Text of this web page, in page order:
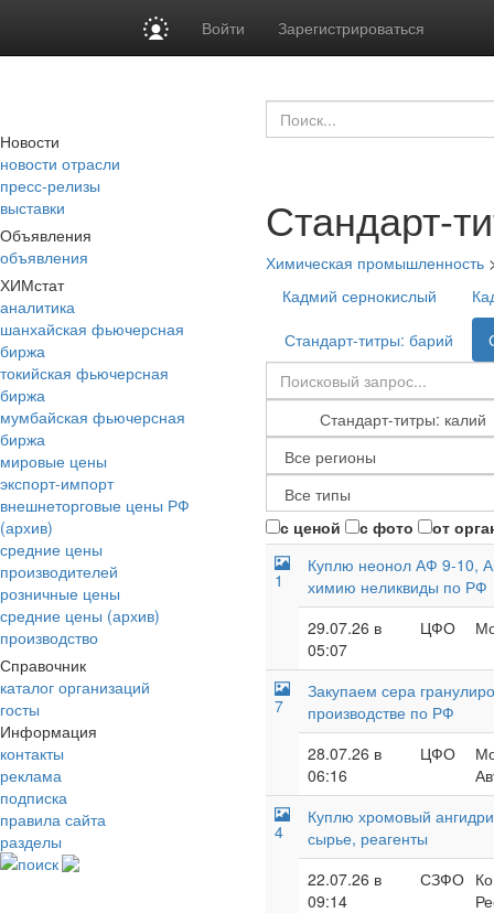
Войти Зарегистрироваться
Новости
новости отрасли
пресс-релизы
выставки
Объявления
объявления
ХИМстат
аналитика
шанхайская фьючерсная
биржа
токийская фьючерсная
биржа
мумбайская фьючерсная
биржа
мировые цены
экспорт-импорт
внешнеторговые цены РФ
(архив)
средние цены
производителей
розничные цены
средние цены (архив)
производство
Справочник
каталог организаций
госты
Информация
контакты
реклама
подписка
правила сайта
разделы
поиск
Стандарт-
Химическая промышленность
Кадмий сернокислый
Стандарт-титры: барий
с ценой с фото от
1
Куплю неонол АФ 9-10,
химию неликвиды по РФ
29.07.26 в
05:07
ЦФО
7
Закупаем сера
производстве по РФ
28.07.26 в
06:16
ЦФО
4
Куплю хромовый
сырье, реагенты
22.07.26 в
09:14
СЗФО